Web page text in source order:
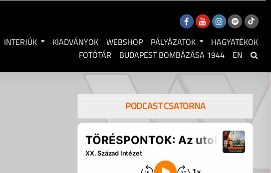
INTERJÚK KIADVÁNYOK WEBSHOP PÁLYÁZATOK
HAGYATÉKOK
FOTÓTÁR
BUDAPEST BOMBÁZÁSA 1944 EN
PODCAST CSATORNA